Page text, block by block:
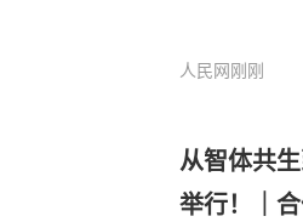
人民网刚刚
从智体共
举行！｜